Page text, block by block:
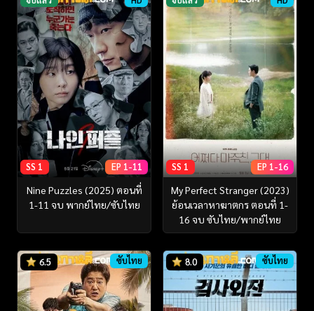
SS 1 EP 1-11
Nine Puzzles (2025) ตอนที่
1-11 จบ พากย์ไทย/ซับไทย
SS 1 EP 1-16
My Perfect Stranger (2023)
ย้อนเวลาหาฆาตกร ตอนที่ 1-
16 จบ ซับไทย/พากย์ไทย
6.5 ซับไทย 8.0 ซับไทย